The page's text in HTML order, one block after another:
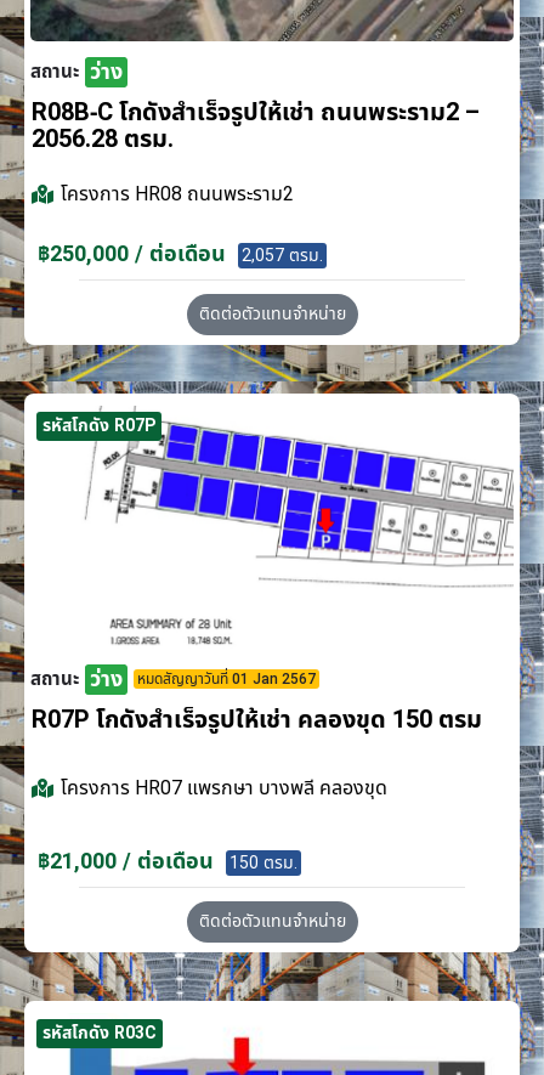
สถานะ ว่าง
R08B-C โกดังสำเร็จรูปให้เช่า ถนนพระราม2 –
2056.28 ตรม.
โครงการ HR08 ถนนพระราม2
฿250,000 / ต่อเดือน 2,057 ตรม.
ติดต่อตัวแทนจำหน่าย
รหัสโกดัง R07P
สถานะ ว่าง หมดสัญญาวันที่ 01 Jan 2567
R07P โกดังสำเร็จรูปให้เช่า คลองขุด 150 ตรม
โครงการ HR07 แพรกษา บางพลี คลองขุด
฿21,000 / ต่อเดือน 150 ตรม.
ติดต่อตัวแทนจำหน่าย
รหัสโกดัง R03C